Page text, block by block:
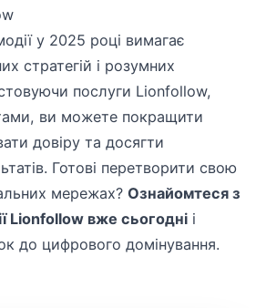
у 2025 році вимагає
стратегій і розумних
послуги Lionfollow,
ви можете покращити
довіру та досягти
Готові перетворити свою
мережах?Ознайомтеся з
Lionfollow вже сьогодні і
до цифрового домінування.